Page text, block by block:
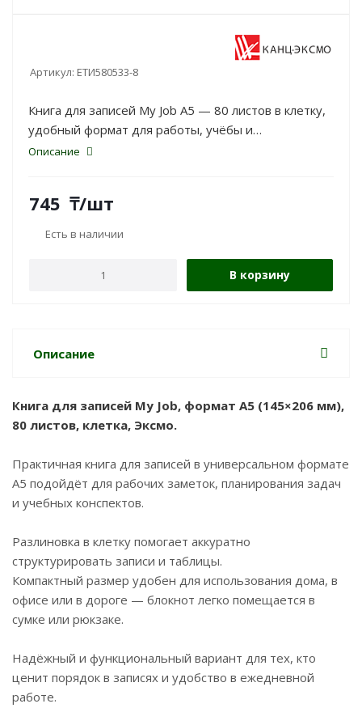
Артикул: ЕТИ580533-8
Книга для записей My Job А5 — 80 листов в клетку,
удобный формат для работы, учёбы и
повседневных заметок.
Описание
745 ₸/шт
Есть в наличии
В корзину
Описание
Книга для записей My Job, формат А5 (145×206 мм),
80 листов, клетка, Эксмо.
Практичная книга для записей в универсальном формате
А5 подойдёт для рабочих заметок, планирования задач
и учебных конспектов.
Разлиновка в клетку помогает аккуратно
структурировать записи и таблицы.
Компактный размер удобен для использования дома, в
офисе или в дороге — блокнот легко помещается в
сумке или рюкзаке.
Надёжный и функциональный вариант для тех, кто
ценит порядок в записях и удобство в ежедневной
работе.